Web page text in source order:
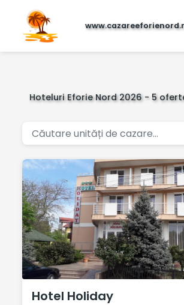
Hoteluri Eforie Nord 2026 - 5
Hotel Holiday